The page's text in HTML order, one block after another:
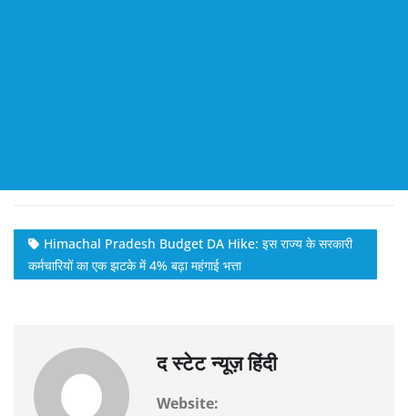
Himachal Pradesh Budget DA Hike: इस राज्य के सरकारी
कर्मचारियों का एक झटके में 4% बढ़ा महंगाई भत्ता
द स्टेट न्यूज़ हिंदी
Website: